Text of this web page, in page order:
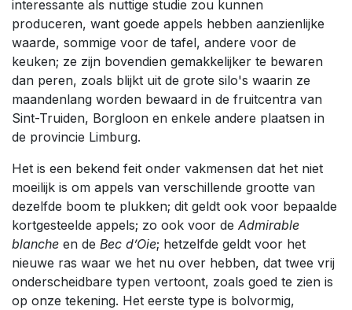
interessante als nuttige studie zou kunnen
produceren, want goede appels hebben aanzienlijke
waarde, sommige voor de tafel, andere voor de
keuken; ze zijn bovendien gemakkelijker te bewaren
dan peren, zoals blijkt uit de grote silo's waarin ze
maandenlang worden bewaard in de fruitcentra van
Sint-Truiden, Borgloon en enkele andere plaatsen in
de provincie Limburg.
Het is een bekend feit onder vakmensen dat het niet
moeilijk is om appels van verschillende grootte van
dezelfde boom te plukken; dit geldt ook voor bepaalde
kortgesteelde appels; zo ook voor de Admirable
blanche en de Bec d’Oie; hetzelfde geldt voor het
nieuwe ras waar we het nu over hebben, dat twee vrij
onderscheidbare typen vertoont, zoals goed te zien is
op onze tekening. Het eerste type is bolvormig,